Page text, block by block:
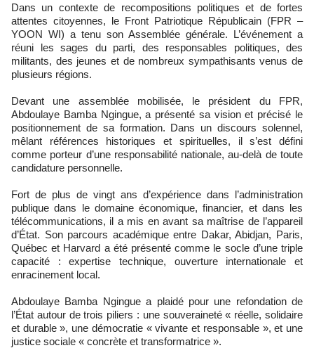
Dans un contexte de recompositions politiques et de fortes
attentes citoyennes, le Front Patriotique Républicain (FPR –
YOON WI) a tenu son Assemblée générale. L’événement a
réuni les sages du parti, des responsables politiques, des
militants, des jeunes et de nombreux sympathisants venus de
plusieurs régions.
Devant une assemblée mobilisée, le président du FPR,
Abdoulaye Bamba Ngingue, a présenté sa vision et précisé le
positionnement de sa formation. Dans un discours solennel,
mêlant références historiques et spirituelles, il s’est défini
comme porteur d’une responsabilité nationale, au-delà de toute
candidature personnelle.
Fort de plus de vingt ans d’expérience dans l’administration
publique dans le domaine économique, financier, et dans les
télécommunications, il a mis en avant sa maîtrise de l’appareil
d’État. Son parcours académique entre Dakar, Abidjan, Paris,
Québec et Harvard a été présenté comme le socle d’une triple
capacité : expertise technique, ouverture internationale et
enracinement local.
Abdoulaye Bamba Ngingue a plaidé pour une refondation de
l’État autour de trois piliers : une souveraineté « réelle, solidaire
et durable », une démocratie « vivante et responsable », et une
justice sociale « concrète et transformatrice ».